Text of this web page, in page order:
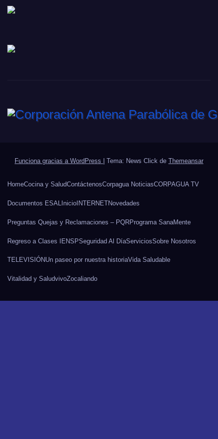
Funciona gracias a WordPress Tema: News Click de Themeansar
HomeCocina y SaludContáctenosCorpagua NoticiasCORPAGUA TV
Documentos ESAL Inicio INTERNETNovedades
Preguntas Quejas y Reclamaciones – PQRPrograma SanaMente
Regreso a Clases IENSPSeguridad Al DíaServiciosSobre Nosotros
TELEVISIÓNUn paseo por nuestra historiaVida Saludable
Vitalidad y SaludvivoZocaliando